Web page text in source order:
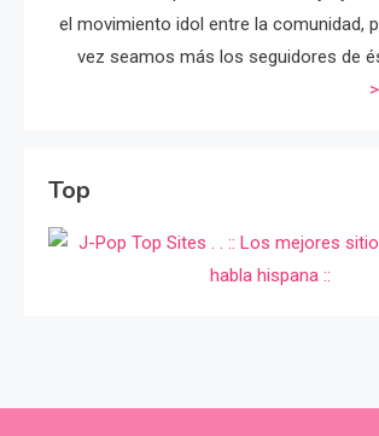
el movimiento idol entre la comunidad,
vez seamos más los seguidores de
Top